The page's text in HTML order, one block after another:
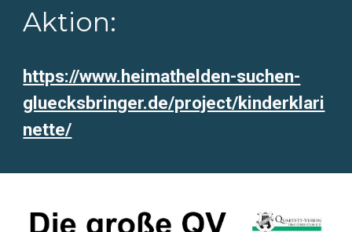
Aktion:
https://www.heimathelden-suchen-
gluecksbringer.de/project/kinderklari
nette/